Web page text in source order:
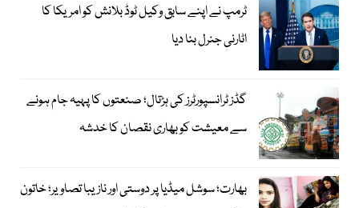
ٹرمپ نے اپنے سابق وکیل ٹوڈ بلانش کو امریکا کا
اٹارنی جنرل بنا دیا
گڈز ٹرانسپورٹرز کی ہڑتال؛ صنعتوں کا پہیہ جام ہونے
سے معیشت کو بھاری نقصان کا خدشہ
بھارت؛ سوشل میڈیا پر دوستی اور نازیبا تصاویر؛ خاتون